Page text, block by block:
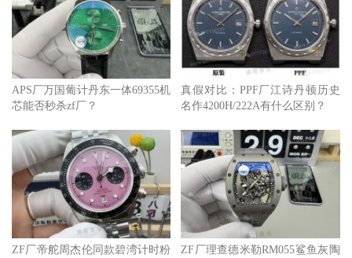
APS厂万国葡计丹东一体69355机
芯能否秒杀zf厂？
真假对比：PPF厂江诗丹顿历史
名作4200H/222A有什么区别？
ZF厂帝舵周杰伦同款碧湾计时粉
ZF厂理查德米勒RM055鲨鱼灰陶